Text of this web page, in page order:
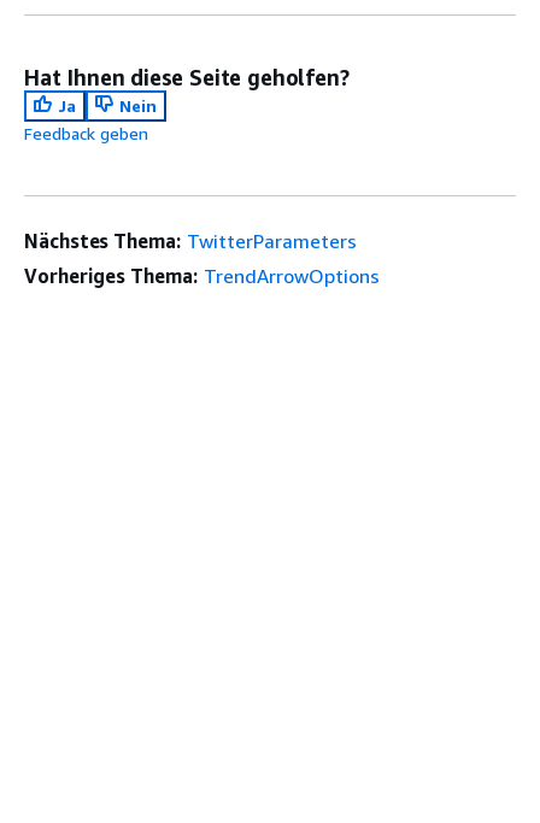
Hat Ihnen diese Seite geholfen?
Ja
Nein
Feedback geben
Nächstes Thema: TwitterParameters
Vorheriges Thema: TrendArrowOptions